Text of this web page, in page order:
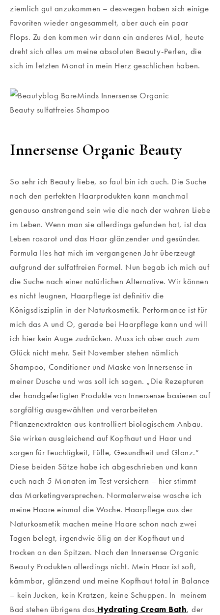
ziemlich gut anzukommen – deswegen haben sich einige
Favoriten wieder angesammelt, aber auch ein paar
Flops. Zu den kommen wir dann ein anderes Mal, heute
dreht sich alles um meine absoluten Beauty-Perlen, die
sich im letzten Monat in mein Herz geschlichen haben.
Innersense Organic Beauty
So sehr ich Beauty liebe, so faul bin ich auch. Die Suche
nach den perfekten Haarprodukten kann manchmal
genauso anstrengend sein wie die nach der wahren Liebe
im Leben. Wenn man sie allerdings gefunden hat, ist das
Leben rosarot und das Haar glänzender und gesünder.
Formula Iles hat mich im vergangenen Jahr überzeugt
aufgrund der sulfatfreien Formel. Nun begab ich mich auf
die Suche nach einer natürlichen Alternative. Wir können
es nicht leugnen, Haarpflege ist definitiv die
Königsdisziplin in der Naturkosmetik. Performance ist für
mich das A und O, gerade bei Haarpflege kann und will
ich hier kein Auge zudrücken. Muss ich aber auch zum
Glück nicht mehr. Seit November stehen nämlich
Shampoo, Conditioner und Maske von Innersense in
meiner Dusche und was soll ich sagen. „Die Rezepturen
der handgefertigten Produkte von Innersense basieren auf
sorgfältig ausgewählten und verarbeiteten
Pflanzenextrakten aus kontrolliert biologischem Anbau.
Sie wirken ausgleichend auf Kopfhaut und Haar und
sorgen für Feuchtigkeit, Fülle, Gesundheit und Glanz.“
Diese beiden Sätze habe ich abgeschrieben und kann
euch nach 5 Monaten im Test versichern – hier stimmt
das Marketingversprechen. Normalerweise wasche ich
meine Haare einmal die Woche. Haarpflege aus der
Naturkosmetik machen meine Haare schon nach zwei
Tagen belegt, irgendwie ölig an der Kopfhaut und
trocken an den Spitzen. Nach den Innersense Organic
Beauty Produkten allerdings nicht. Mein Haar ist soft,
kämmbar, glänzend und meine Kopfhaut total in Balance
– kein Jucken, kein Kratzen, keine Schuppen. In meinem
Bad stehen übrigens das Hydrating Cream Bath, der